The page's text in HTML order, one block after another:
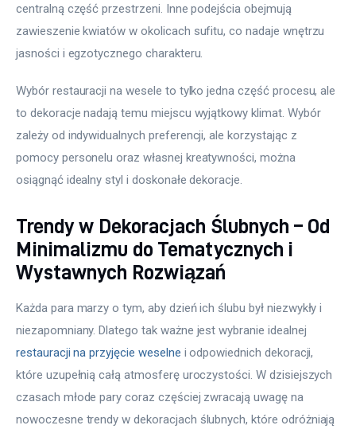
centralną część przestrzeni. Inne podejścia obejmują
zawieszenie kwiatów w okolicach sufitu, co nadaje wnętrzu
jasności i egzotycznego charakteru.
Wybór restauracji na wesele to tylko jedna część procesu, ale
to dekoracje nadają temu miejscu wyjątkowy klimat. Wybór
zależy od indywidualnych preferencji, ale korzystając z
pomocy personelu oraz własnej kreatywności, można
osiągnąć idealny styl i doskonałe dekoracje.
Trendy w Dekoracjach Ślubnych – Od
Minimalizmu do Tematycznych i
Wystawnych Rozwiązań
Każda para marzy o tym, aby dzień ich ślubu był niezwykły i
niezapomniany. Dlatego tak ważne jest wybranie idealnej
restauracji na przyjęcie weselne i odpowiednich dekoracji,
które uzupełnią całą atmosferę uroczystości. W dzisiejszych
czasach młode pary coraz częściej zwracają uwagę na
nowoczesne trendy w dekoracjach ślubnych, które odróżniają